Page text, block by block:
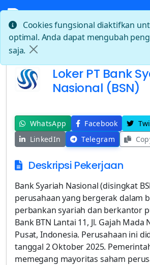
Beranda Loker PT Bank Syariah
Loker PT Bank
Nasional (BSN)
WhatsApp Facebook
LinkedIn
Telegram
Deskripsi Pekerjaan
Bank Syariah Nasional (disingkat
perusahaan yang bergerak dalam
perbankan syariah dan berkantor
Bank BTN Lantai 11, Jl. Gajah Mada
Pusat, Indonesia. Perusahaan ini
tanggal 2 Oktober 2025.
memegang mayoritas saham
Cookies fungsional diaktifkan
optimal. Anda dapat mengubah
saja.